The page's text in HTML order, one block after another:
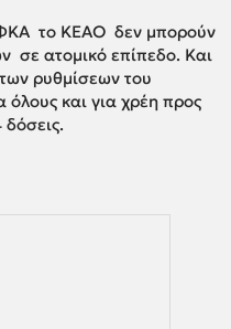
το ΚΕΑΟ δεν μπορούν
σε ατομικό επίπεδο. Και
ρυθμίσεων του
όλους και για χρέη προς